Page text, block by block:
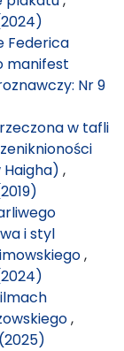
Federica
manifest
Nr 9
w tafli
,
i styl
,
,